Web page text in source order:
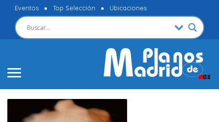
Eventos Top Selección Ubicaciones